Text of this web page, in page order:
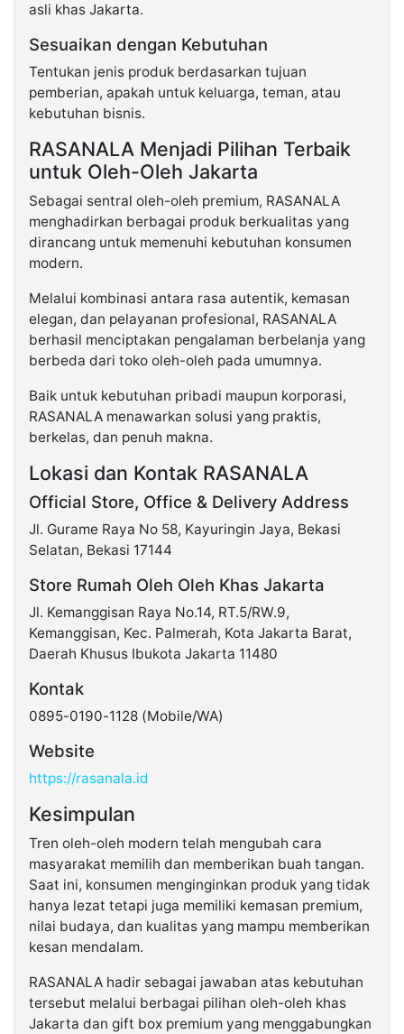
asli khas Jakarta.
Sesuaikan dengan Kebutuhan
Tentukan jenis produk berdasarkan tujuan
pemberian, apakah untuk keluarga, teman, atau
kebutuhan bisnis.
RASANALA Menjadi Pilihan Terbaik
untuk Oleh-Oleh Jakarta
Sebagai sentral oleh-oleh premium, RASANALA
menghadirkan berbagai produk berkualitas yang
dirancang untuk memenuhi kebutuhan konsumen
modern.
Melalui kombinasi antara rasa autentik, kemasan
elegan, dan pelayanan profesional, RASANALA
berhasil menciptakan pengalaman berbelanja yang
berbeda dari toko oleh-oleh pada umumnya.
Baik untuk kebutuhan pribadi maupun korporasi,
RASANALA menawarkan solusi yang praktis,
berkelas, dan penuh makna.
Lokasi dan Kontak RASANALA
Official Store, Office & Delivery Address
Jl. Gurame Raya No 58, Kayuringin Jaya, Bekasi
Selatan, Bekasi 17144
Store Rumah Oleh Oleh Khas Jakarta
Jl. Kemanggisan Raya No.14, RT.5/RW.9,
Kemanggisan, Kec. Palmerah, Kota Jakarta Barat,
Daerah Khusus Ibukota Jakarta 11480
Kontak
0895-0190-1128 (Mobile/WA)
Website
https://rasanala.id
Kesimpulan
Tren oleh-oleh modern telah mengubah cara
masyarakat memilih dan memberikan buah tangan.
Saat ini, konsumen menginginkan produk yang tidak
hanya lezat tetapi juga memiliki kemasan premium,
nilai budaya, dan kualitas yang mampu memberikan
kesan mendalam.
RASANALA hadir sebagai jawaban atas kebutuhan
tersebut melalui berbagai pilihan oleh-oleh khas
Jakarta dan gift box premium yang menggabungkan